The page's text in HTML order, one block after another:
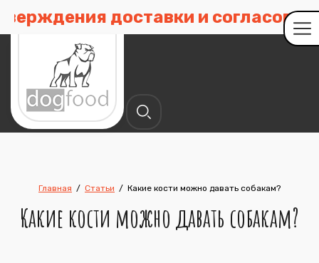
доставки и согласования
Главная / Статьи / Какие кости можно давать собакам?
Какие кости можно давать собакам?